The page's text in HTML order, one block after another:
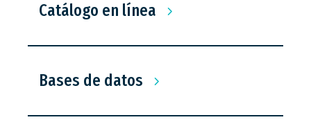
Catálogo en línea
Bases de datos